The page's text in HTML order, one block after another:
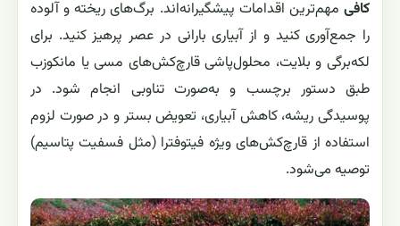
کافیمهم‌ترین اقدامات پیشگیرانه‌اند. برگ‌های ریخته و آلوده
را جمع‌آوری کنید و از آبیاری بارانی در عصر پرهیز کنید. برای
لکه‌برگی و بلایت، محلول‌پاشی قارچ‌کش‌های مسی یا مانکوزب
طبق دستور برچسب و به‌صورت تناوبی انجام شود. در
پوسیدگی ریشه، کاهش آبیاری، تعویض بستر و در صورت لزوم
استفاده از قارچ‌کش‌های ویژه فیتوفترا (مثل فسفیت پتاسیم)
توصیه می‌شود.